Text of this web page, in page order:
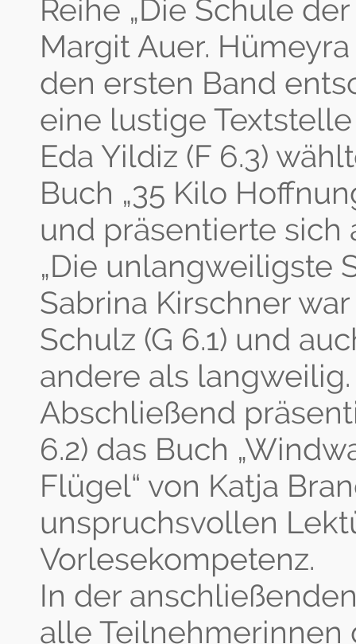
Reihe „Die Schule
Margit Auer.
den ersten Band
eine lustige Textstelle
Eda Yildiz (F 6.3)
Buch „35 Kilo
und präsentierte sich
„Die unlangweiligste
Sabrina Kirschner
Schulz (G 6.1) und
andere als langweilig.
Abschließend
6.2) das Buch
Flügel“ von Katja
unspruchsvollen
Vorlesekompetenz.
In der
alle Teilnehmerinnen